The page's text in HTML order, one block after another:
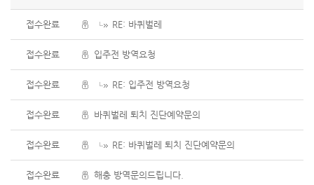
접수완료 RE: 바퀴벌레
접수완료 입주전 방역요청
접수완료 RE: 입주전 방역요청
접수완료 바퀴벌레 퇴치 진단예약문의
접수완료 RE: 바퀴벌레 퇴치 진단예약문의
접수완료 해충 방역문의드립니다.